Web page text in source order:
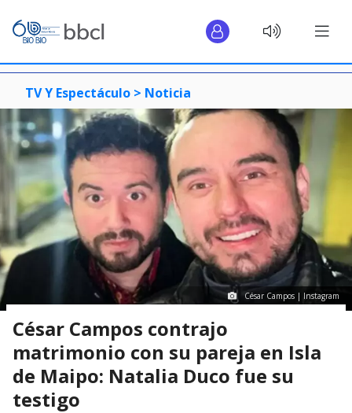
TV Y Espectáculo > Noticia
César Campos | Instagram
César Campos contrajo
matrimonio con su pareja en Isla
de Maipo: Natalia Duco fue su
testigo